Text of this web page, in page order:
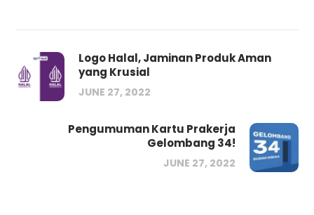
Logo Halal, Jaminan Produk Aman
yang Krusial
JUNE 27, 2022
Pengumuman Kartu Prakerja
Gelombang 34!
JUNE 27, 2022